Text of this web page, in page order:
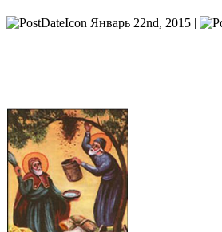
Январь 22nd, 2015 |